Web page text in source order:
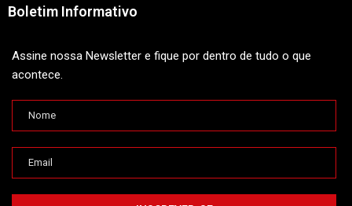
Boletim Informativo
Assine nossa Newsletter e fique por dentro de tudo o que
acontece.